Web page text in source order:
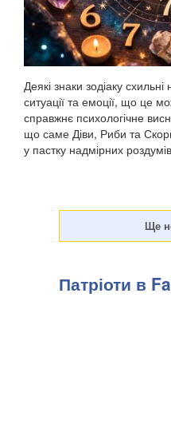
Деякі знаки зодіаку
ситуації та емоції, що це
справжнє психологічне
що саме Діви, Риби та
у пастку надмірних
Патріоти в